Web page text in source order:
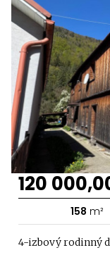
120
158 m²
4-izbový rodinný